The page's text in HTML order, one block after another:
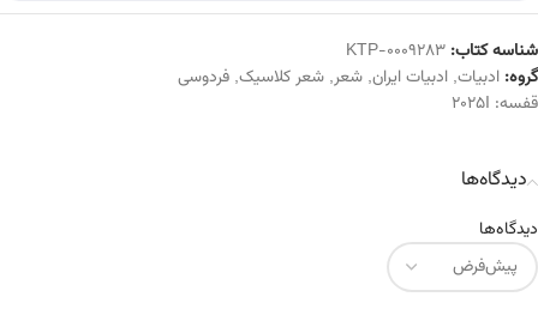
شناسه کتاب: KTP-0009283
گروه: ادبیات, ادبیات ایران, شعر, شعر کلاسیک, فردوسی
قفسه: 2025I
دیدگاه‌ها
دیدگاه‌ها